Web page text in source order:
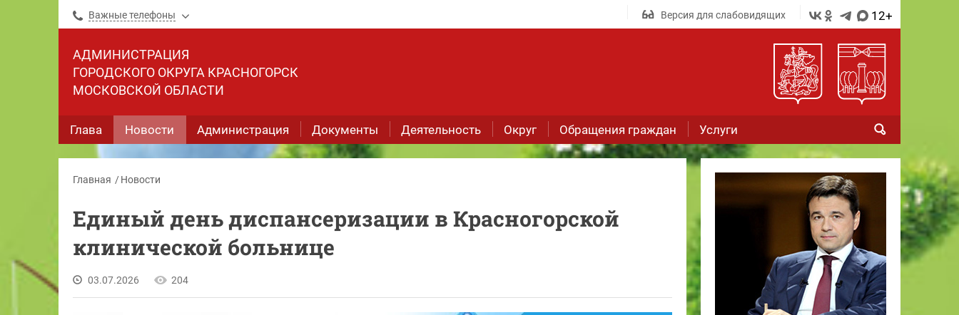
Важные телефоны Версия для слабовидящих 12+
АДМИНИСТРАЦИЯ
ГОРОДСКОГО ОКРУГА КРАСНОГОРСК
МОСКОВСКОЙ ОБЛАСТИ
Глава Новости Администрация Документы Деятельность Округ Обращения граждан Услуги
Главная Новости
Единый день диспансеризации в Красногорской
клинической больнице
03.07.2026 204